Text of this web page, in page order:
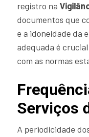
registro na
documentos que
e a idoneidade da
adequada é
com as normas
Serviços
A periodicidade